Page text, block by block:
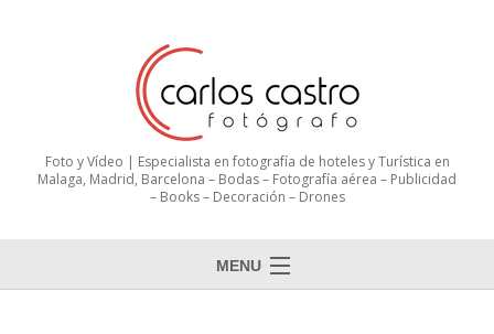
Foto y Vídeo | Especialista en fotografía de hoteles y Turística en
Malaga, Madrid, Barcelona – Bodas – Fotografía aérea – Publicidad
– Books – Decoración – Drones
MENU